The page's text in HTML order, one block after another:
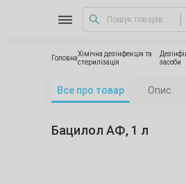
Головна
Хімічна дезінфекція та
стерилізація
засоби
Все про товар Опис
Бацилол АФ, 1 л